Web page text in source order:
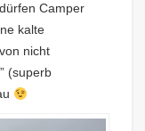
Camper
kalte
nicht
(superb